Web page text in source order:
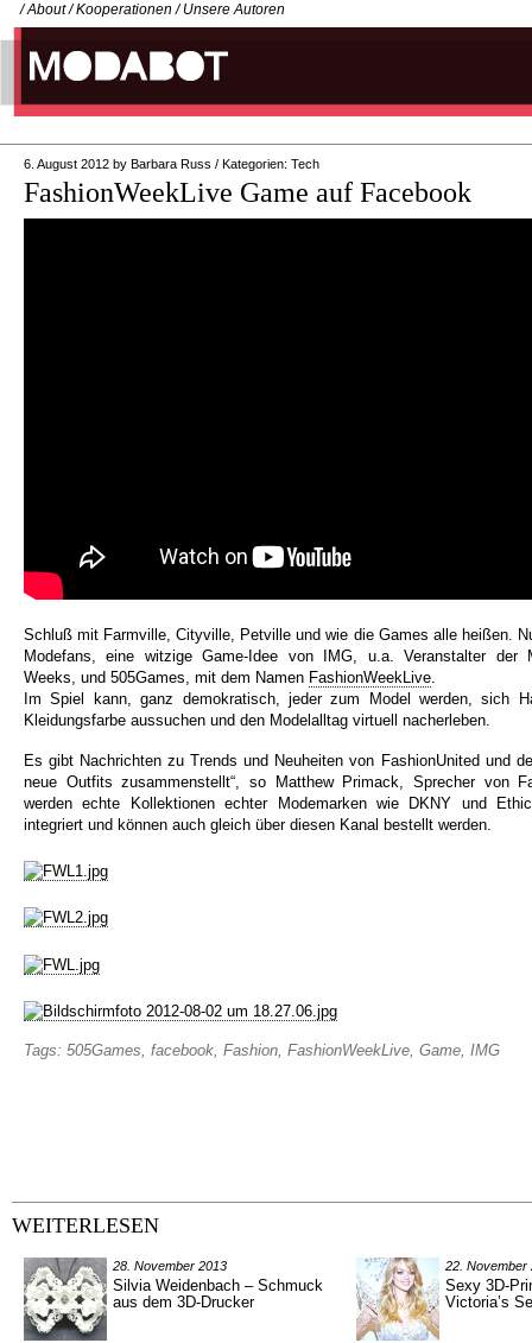
/ About / Kooperationen / Unsere Autoren
6. August 2012 by Barbara Russ / Kategorien: Tech
FashionWeekLive Game auf Facebook
Schluß mit Farmville, Cityville, Petville und wie die Games alle heißen.
Modefans, eine witzige Game-Idee von IMG, u.a. Veranstalter der
Weeks, und 505Games, mit dem Namen FashionWeekLive.
Im Spiel kann, ganz demokratisch, jeder zum Model werden, sich
Kleidungsfarbe aussuchen und den Modelalltag virtuell nacherleben.
Es gibt Nachrichten zu Trends und Neuheiten von FashionUnited und
neue Outfits zusammenstellt“, so Matthew Primack, Sprecher von
werden echte Kollektionen echter Modemarken wie DKNY und
integriert und können auch gleich über diesen Kanal bestellt werden.
Tags: 505Games facebook Fashion FashionWeekLive Game IMG
WEITERLESEN
28. November 2013
Silvia Weidenbach – Schmuck
aus dem 3D-Drucker
22. November
Sexy 3D-
Victoria’s